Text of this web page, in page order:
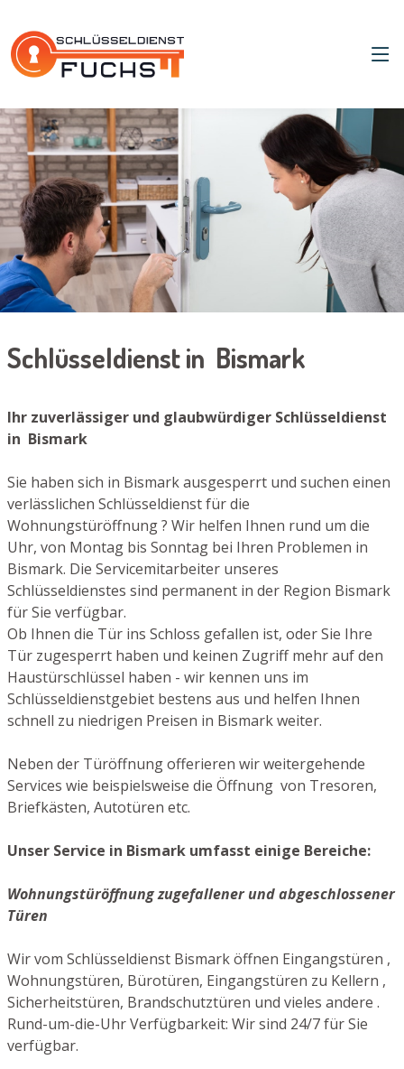
Schlüsseldienst in Bismark
Ihr zuverlässiger und glaubwürdiger Schlüsseldienst
in Bismark
Sie haben sich in Bismark ausgesperrt und suchen einen
verlässlichen Schlüsseldienst für die
Wohnungstüröffnung ? Wir helfen Ihnen rund um die
Uhr, von Montag bis Sonntag bei Ihren Problemen in
Bismark. Die Servicemitarbeiter unseres
Schlüsseldienstes sind permanent in der Region Bismark
für Sie verfügbar.
Ob Ihnen die Tür ins Schloss gefallen ist, oder Sie Ihre
Tür zugesperrt haben und keinen Zugriff mehr auf den
Haustürschlüssel haben - wir kennen uns im
Schlüsseldienstgebiet bestens aus und helfen Ihnen
schnell zu niedrigen Preisen in Bismark weiter.
Neben der Türöffnung offerieren wir weitergehende
Services wie beispielsweise die Öffnung von Tresoren,
Briefkästen, Autotüren etc.
Unser Service in Bismark umfasst einige Bereiche:
Wohnungstüröffnung zugefallener und abgeschlossener
Türen
Wir vom Schlüsseldienst Bismark öffnen Eingangstüren ,
Wohnungstüren, Bürotüren, Eingangstüren zu Kellern ,
Sicherheitstüren, Brandschutztüren und vieles andere .
Rund-um-die-Uhr Verfügbarkeit: Wir sind 24/7 für Sie
verfügbar.